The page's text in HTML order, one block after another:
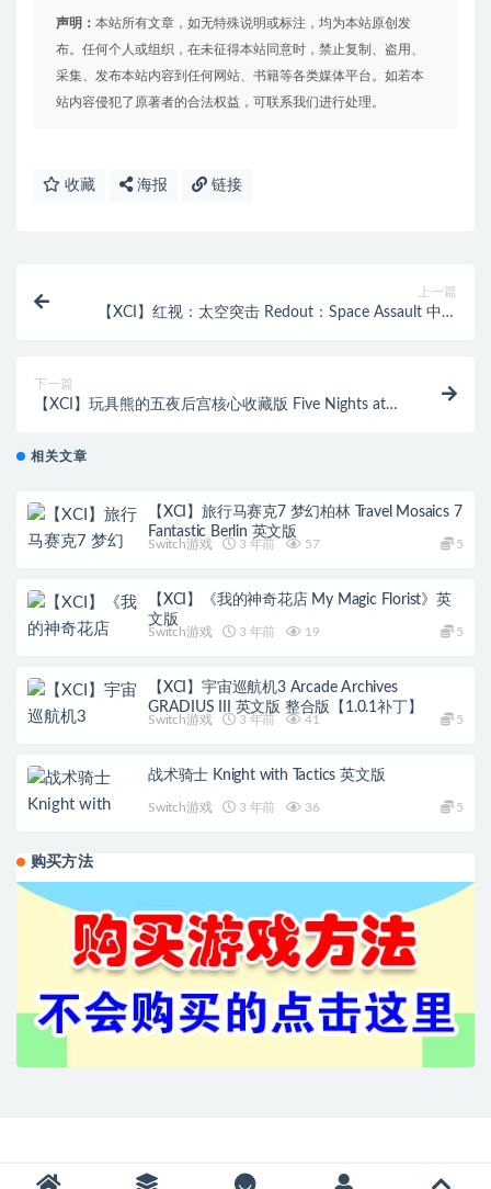
声明： 本站所有文章，如无特殊说明或标注，均为本站原创发
布。任何个人或组织，在未征得本站同意时，禁止复制、盗用、
采集、发布本站内容到任何网站、书籍等各类媒体平台。如若本
站内容侵犯了原著者的合法权益，可联系我们进行处理。
收藏 海报 链接
上一篇
【XCI】红视：太空突击 Redout：Space Assault 中文
下一篇
【XCI】玩具熊的五夜后宫核心收藏版 Five Nights at
相关文章
【XCI】旅行马赛克7 梦幻柏林 Travel Mosaics 7
Fantastic Berlin 英文版
Switch游戏 3 年前 57 5
【XCI】《我的神奇花店 My Magic Florist》英
文版
Switch游戏 3 年前 19 5
【XCI】宇宙巡航机3 Arcade Archives
GRADIUS III 英文版 整合版【1.0.1补丁】
Switch游戏 3 年前 41 5
战术骑士 Knight with Tactics 英文版
Switch游戏 3 年前 36 5
购买方法